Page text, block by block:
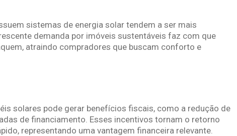
sistemas de energia solar tendem a ser mais
demanda por imóveis sustentáveis faz com que
atraindo compradores que buscam conforto e
solares pode gerar benefícios fiscais, como a redução de
de financiamento. Esses incentivos tornam o retorno
representando uma vantagem financeira relevante.